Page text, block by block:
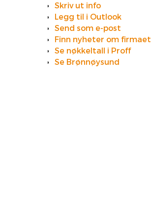
Skriv ut info
Legg til i Outlook
Send som e-post
Finn nyheter om firmaet
Se nøkkeltall i Proff
Se Brønnøysund